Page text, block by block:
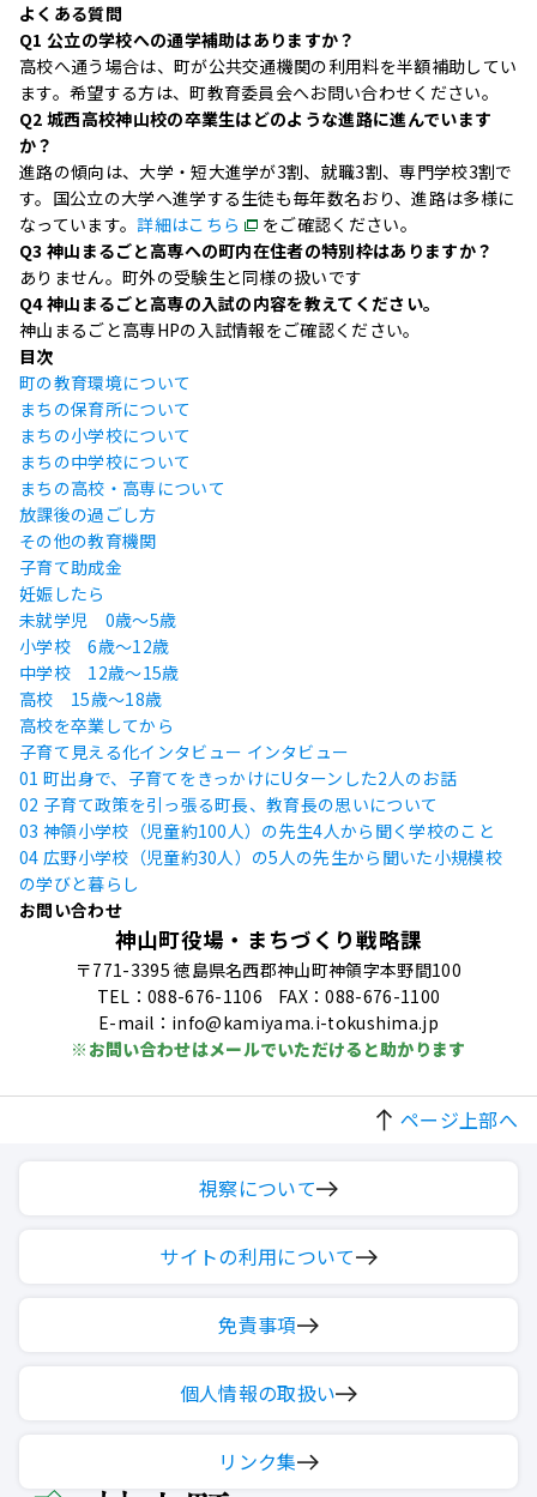
よくある質問
Q1 公立の学校への通学補助はありますか？
高校へ通う場合は、町が公共交通機関の利用料を半額補助してい
ます。希望する方は、町教育委員会へお問い合わせください。
Q2 城西高校神山校の卒業生はどのような進路に進んでいます
か？
進路の傾向は、大学・短大進学が3割、就職3割、専門学校3割で
す。国公立の大学へ進学する生徒も毎年数名おり、進路は多様に
なっています。詳細はこちら
をご確認ください。
Q3 神山まるごと高専への町内在住者の特別枠はありますか？
ありません。町外の受験生と同様の扱いです
Q4神山まるごと高専の入試の内容を教えてください。
神山まるごと高専HPの入試情報をご確認ください。
目次
町の教育環境について
まちの保育所について
まちの小学校について
まちの中学校について
まちの高校・高専について
放課後の過ごし方
その他の教育機関
子育て助成金
妊娠したら
未就学児 0歳〜5歳
小学校 6歳〜12歳
中学校 12歳〜15歳
高校 15歳〜18歳
高校を卒業してから
子育て見える化インタビュー インタビュー
01 町出身で、子育てをきっかけにUターンした2人のお話
02 子育て政策を引っ張る町長、教育長の思いについて
03 神領小学校（児童約100人）の先生4人から聞く学校のこと
04 広野小学校（児童約30人）の5人の先生から聞いた小規模校
の学びと暮らし
お問い合わせ
神山町役場・まちづくり戦略課
〒771-3395 徳島県名西郡神山町神領字本野間100
TEL：088-676-1106
FAX：088-676-1100
E-mail：info@kamiyama.i-tokushima.jp
※お問い合わせはメールでいただけると助かります
ページ上部へ
視察について
サイトの利用について
免責事項
個人情報の取扱い
リンク集